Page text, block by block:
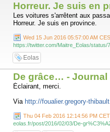
Horreur. Je suis en
Les voitures s'arrêtent aux
Horreur. Je suis en province.
Wed 15 Jun 2016 05:57:00 AM
https://twitter.com/Maitre_Eolas/status/
Eolas
De grâce… -
Éclairant, merci.
Via http://foualier.gregory-
Thu 04 Feb 2016 12:14:56 PM
eolas.fr/post/2016/02/03/De-